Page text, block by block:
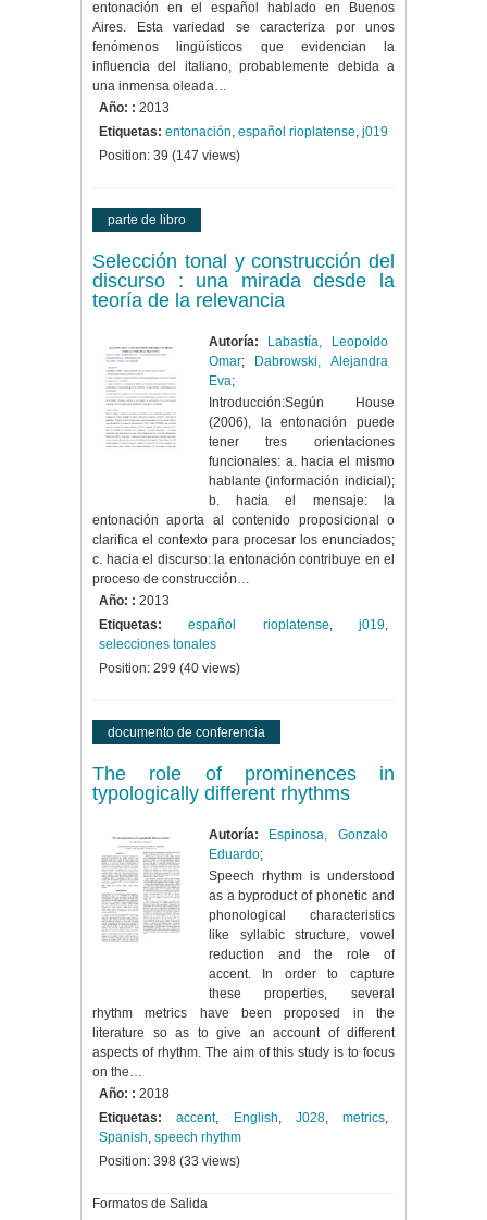
entonación en el español hablado en Buenos
Aires. Esta variedad se caracteriza por unos
fenómenos lingüísticos que evidencian la
influencia del italiano, probablemente debida a
una inmensa oleada…
Año: : 2013
Etiquetas: entonación, español rioplatense, j019
Position: 39 (147 views)
parte de libro
Selección tonal y construcción del
discurso : una mirada desde la
teoría de la relevancia
Autoría:
Labastía, Leopoldo
Omar;
Dabrowski, Alejandra
Eva;
Introducción:Según House
(2006), la entonación puede
tener tres orientaciones
funcionales: a. hacia el mismo
hablante (información indicial);
b. hacia el mensaje: la
entonación aporta al contenido proposicional o
clarifica el contexto para procesar los enunciados;
c. hacia el discurso: la entonación contribuye en el
proceso de construcción…
Año: : 2013
Etiquetas:
español rioplatense,j019,
selecciones tonales
Position: 299 (40 views)
documento de conferencia
The role of prominences in
typologically different rhythms
Autoría:
Espinosa, Gonzalo
Eduardo;
Speech rhythm is understood
as a byproduct of phonetic and
phonological characteristics
like syllabic structure, vowel
reduction and the role of
accent. In order to capture
these properties, several
rhythm metrics have been proposed in the
literature so as to give an account of different
aspects of rhythm. The aim of this study is to focus
on the…
Año: : 2018
Etiquetas:
accent, English, J028, metrics,
Spanish, speech rhythm
Position: 398 (33 views)
Formatos de Salida